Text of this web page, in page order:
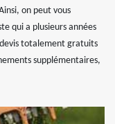
on peut vous
qui a plusieurs années
totalement gratuits
supplémentaires,